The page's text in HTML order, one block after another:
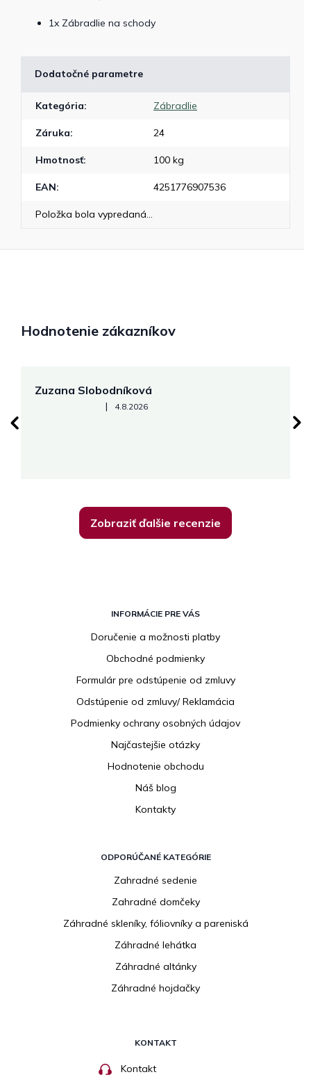
1x Zábradlie na schody
Dodatočné parametre
Kategória: Zábradlie
Záruka: 24
Hmotnosť: 100 kg
EAN: 4251776907536
Položka bola vypredaná…
Hodnotenie zákazníkov
Zuzana Slobodníková
Hodnotenie obchodu je 5 z 5 hviezdičiek.
| 4.8.2026
Zobraziť ďalšie recenzie
INFORMÁCIE PRE VÁS
Doručenie a možnosti platby
Obchodné podmienky
Formulár pre odstúpenie od zmluvy
Odstúpenie od zmluvy/ Reklamácia
Podmienky ochrany osobných údajov
Najčastejšie otázky
Hodnotenie obchodu
Náš blog
Kontakty
ODPORÚČANÉ KATEGÓRIE
Zahradné sedenie
Zahradné domčeky
Záhradné skleníky, fóliovníky a pareniská
Záhradné lehátka
Záhradné altánky
Záhradné hojdačky
KONTAKT
Kontakt